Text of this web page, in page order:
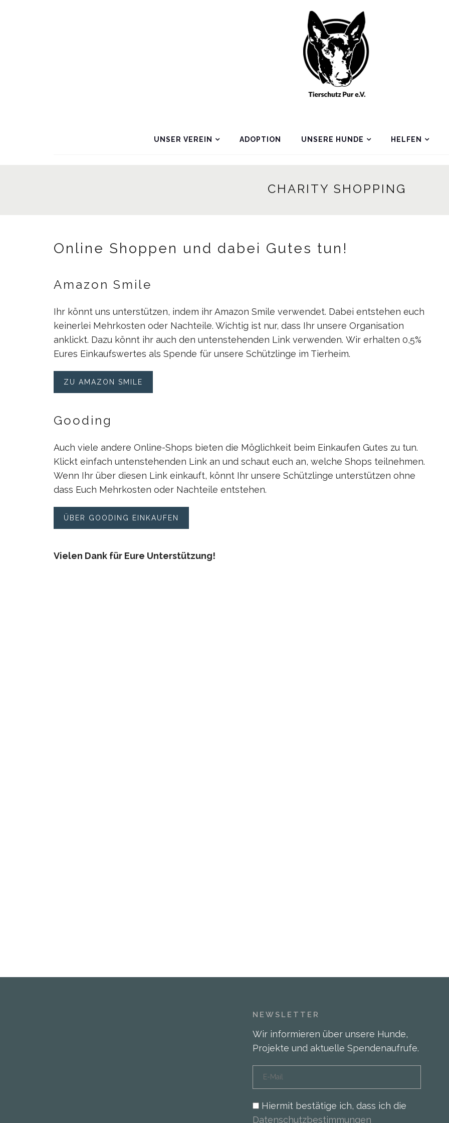
UNSER VEREIN ADOPTION UNSERE HUNDE HELFEN
CHARITY SHOPPING
Online Shoppen und dabei Gutes tun!
Amazon Smile
Ihr könnt uns unterstützen, indem ihr Amazon Smile verwendet. Dabei entstehen euch
keinerlei Mehrkosten oder Nachteile. Wichtig ist nur, dass Ihr unsere Organisation
anklickt. Dazu könnt ihr auch den untenstehenden Link verwenden. Wir erhalten 0,5%
Eures Einkaufswertes als Spende für unsere Schützlinge im Tierheim.
ZU AMAZON SMILE
Gooding
Auch viele andere Online-Shops bieten die Möglichkeit beim Einkaufen Gutes zu tun.
Klickt einfach untenstehenden Link an und schaut euch an, welche Shops teilnehmen.
Wenn Ihr über diesen Link einkauft, könnt Ihr unsere Schützlinge unterstützen ohne
dass Euch Mehrkosten oder Nachteile entstehen.
ÜBER GOODING EINKAUFEN
Vielen Dank für Eure Unterstützung!
NEWSLETTER
Wir informieren über unsere Hunde,
Projekte und aktuelle Spendenaufrufe.
Hiermit bestätige ich, dass ich die
Datenschutzbestimmungen